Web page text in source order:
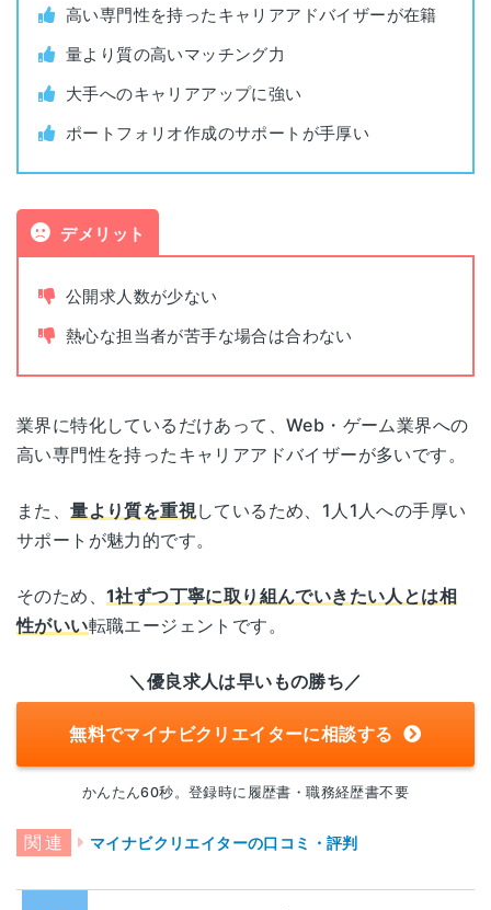
対象年代
(20代~30代中心)
対象者
IT・WEB・ゲーム業界
利用料金 無料
公開求人数
非公開求人数
書類添削 あり
平日
電話面談 可能
高い専門性を持ったキャリアアドバイザーが在籍
量より質の高いマッチング力
大手へのキャリアアップに強い
ポートフォリオ作成のサポートが手厚い
デメリット
公開求人数が少ない
熱心な担当者が苦手な場合は合わない
業界に特化しているだけあって、Web・ゲーム業界への
高い専門性を持ったキャリアアドバイザーが多いです。
また、量より質を重視しているため、1人1人への手厚い
サポートが魅力的です。
そのため、 1社ずつ丁寧に取り組んでいきたい人とは相
性がいい転職エージェントです。
＼優良求人は早いもの勝ち／
無料でマイナビクリエイターに相談する
かんたん60秒。登録時に履歴書・職務経歴書不要
マイナビクリエイターの口コミ・評判